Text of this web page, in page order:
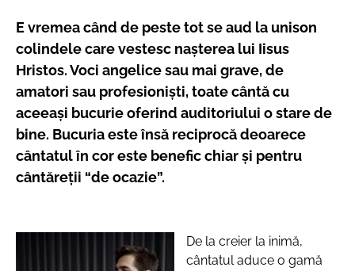
E vremea când de peste tot se aud la unison
colindele care vestesc naşterea lui Iisus
Hristos. Voci angelice sau mai grave, de
amatori sau profesionişti, toate cântă cu
aceeaşi bucurie oferind auditoriului o stare de
bine. Bucuria este însă reciprocă deoarece
cântatul în cor este benefic chiar şi pentru
cântăreţii “de ocazie”.
De la creier la inimă,
cântatul aduce o gamă